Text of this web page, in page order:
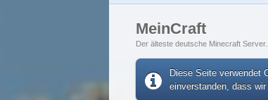
MeinCraft
Der älteste deutsche Minecraft
Diese Seite verwendet
einverstanden, dass